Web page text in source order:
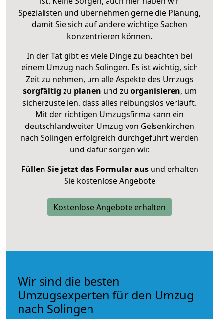
Spezialisten und übernehmen gerne die Planung,
damit Sie sich auf andere wichtige Sachen
konzentrieren können.
In der Tat gibt es viele Dinge zu beachten bei
einem Umzug nach Solingen. Es ist wichtig, sich
Zeit zu nehmen, um alle Aspekte des Umzugs
sorgfältig zu planen und zu organisieren, um
sicherzustellen, dass alles reibungslos verläuft.
Mit der richtigen Umzugsfirma kann ein
deutschlandweiter Umzug von Gelsenkirchen
nach Solingen erfolgreich durchgeführt werden
und dafür sorgen wir.
Füllen Sie jetzt das Formular ausund erhalten
Sie kostenlose Angebote
Kostenlose Angebote erhalten
Wir sind die besten
Umzugsexperten für den Umzug
nach Solingen